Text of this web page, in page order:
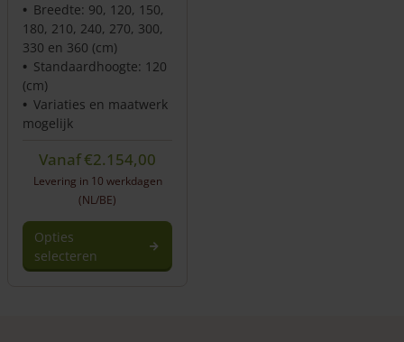
Breedte: 90, 120, 150,
180, 210, 240, 270, 300,
330 en 360 (cm)
Standaardhoogte: 120
(cm)
Variaties en maatwerk
mogelijk
Vanaf€2.154,00
Levering in 10 werkdagen
(NL/BE)
Opties
selecteren